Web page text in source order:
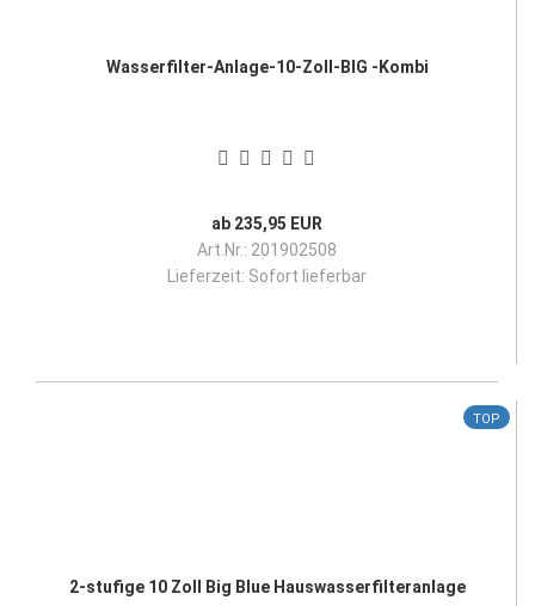
Wasserfilter-Anlage-10-Zoll-BIG -Kombi
ab 235,95 EUR
Art.Nr.: 201902508
Lieferzeit: Sofort lieferbar
TOP
2-stufige 10 Zoll Big Blue Hauswasserfilteranlage